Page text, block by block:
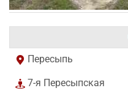
Пересыпь
7-я Пересыпская